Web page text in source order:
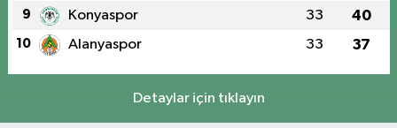
9 Konyaspor 33 40
10 Alanyaspor 33 37
Detaylar için tıklayın